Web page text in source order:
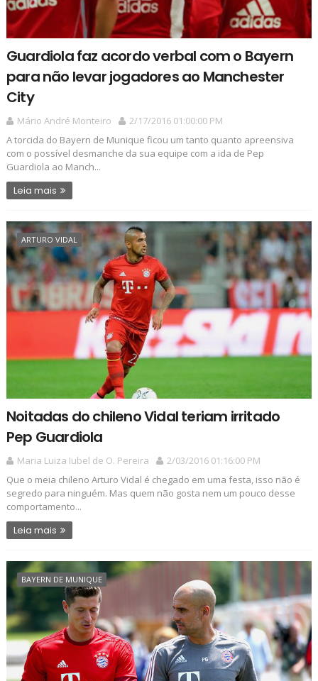
Guardiola faz acordo verbal com o Bayern
para não levar jogadores ao Manchester
City
Mário André Monteiro
2/17/2016 01:00:00 PM
A torcida do Bayern de Munique ficou um tanto quanto apreensiva
com o possível desmanche da sua equipe com a ida de Pep
Guardiola ao Manch...
Leia mais
ARTURO VIDAL
Noitadas do chileno Vidal teriam irritado
Pep Guardiola
Maria Luiza Iubel de O. Pereira
2/03/2016 01:16:00 PM
Que o meia chileno Arturo Vidal é chegado em uma festa, isso não é
segredo para ninguém. Mas quem não gosta nem um pouco desse
comportamento...
Leia mais
BAYERN DE MUNIQUE